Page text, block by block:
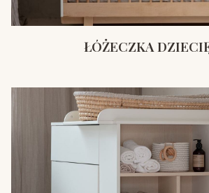
ŁÓŻECZKA